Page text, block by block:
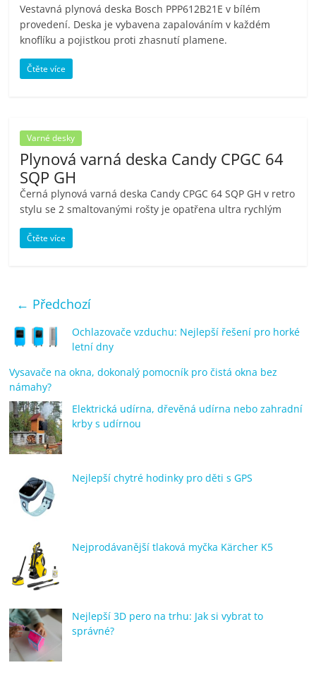
Vestavná plynová deska Bosch PPP612B21E v bílém
provedení. Deska je vybavena zapalováním v každém
knoflíku a pojistkou proti zhasnutí plamene.
Čtěte více
Varné desky
Plynová varná deska Candy CPGC 64
SQP GH
Černá plynová varná deska Candy CPGC 64 SQP GH v retro
stylu se 2 smaltovanými rošty je opatřena ultra rychlým
Čtěte více
← Předchozí
Ochlazovače vzduchu: Nejlepší řešení pro horké
letní dny
Vysavače na okna, dokonalý pomocník pro čistá okna bez
námahy?
Elektrická udírna, dřevěná udírna nebo zahradní
krby s udírnou
Nejlepší chytré hodinky pro děti s GPS
Nejprodávanější tlaková myčka Kärcher K5
Nejlepší 3D pero na trhu: Jak si vybrat to
správné?